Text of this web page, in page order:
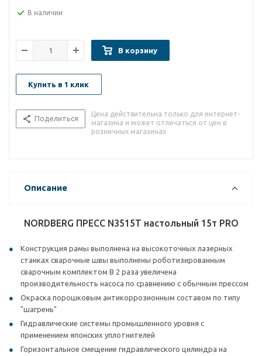
В наличии
В корзину
Купить в 1 клик
Поделиться
Цена действительна только для интернет-
магазина и может отличаться от цен в
розничных магазинах
Описание
NORDBERG ПРЕСС N3515T настольный 15т PRO
Конструкция рамы выполнена на высокоточных лазерных
станках сварочные швы выполнены роботизированным
сварочным комплектом В 2 раза увеличена
производительность насоса по сравнению с обычным прессом
Окраска порошковым антикоррозионным составом по типу
"шагрень"
Гидравлические системы промышленного уровня с
применением японских уплотнителей
Горизонтальное смещение гидравлического цилиндра на